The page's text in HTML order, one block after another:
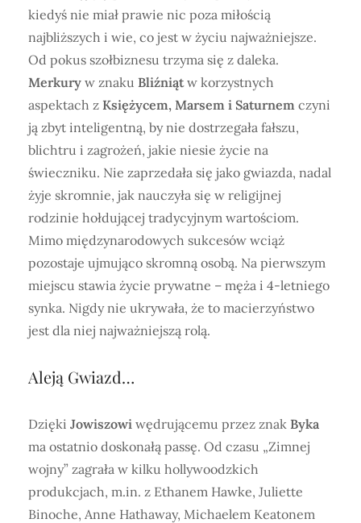
kiedyś nie miał prawie nic poza miłością
najbliższych i wie, co jest w życiu najważniejsze.
Od pokus szołbiznesu trzyma się z daleka.
Merkury w znaku Bliźniątw korzystnych
aspektach z Księżycem, Marsem i Saturnem czyni
ją zbyt inteligentną, by nie dostrzegała fałszu,
blichtru i zagrożeń, jakie niesie życie na
świeczniku. Nie zaprzedała się jako gwiazda, nadal
żyje skromnie, jak nauczyła się w religijnej
rodzinie hołdującej tradycyjnym wartościom.
Mimo międzynarodowych sukcesów wciąż
pozostaje ujmująco skromną osobą. Na pierwszym
miejscu stawia życie prywatne – męża i 4-letniego
synka. Nigdy nie ukrywała, że to macierzyństwo
jest dla niej najważniejszą rolą.
Aleją Gwiazd…
Dzięki Jowiszowi wędrującemu przez znak Byka
ma ostatnio doskonałą passę. Od czasu „Zimnej
wojny” zagrała w kilku hollywoodzkich
produkcjach, m.in. z Ethanem Hawke, Juliette
Binoche, Anne Hathaway, Michaelem Keatonem